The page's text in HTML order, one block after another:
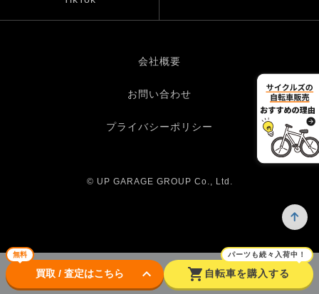
無料
買取 / 査定はこちら keyboard_arrow_down shopping_cart
パーツも続々入荷中！
自転車を購入する
会社概要
お問い合わせ
プライバシーポリシー
© UP GARAGE GROUP Co., Ltd.